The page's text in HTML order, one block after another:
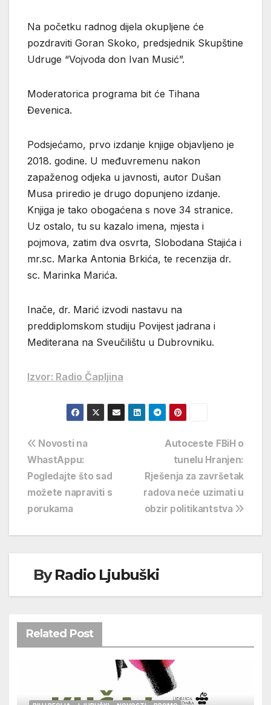
Na početku radnog dijela okupljene će
pozdraviti Goran Skoko, predsjednik Skupštine
Udruge “Vojvoda don Ivan Musić”.
Moderatorica programa bit će Tihana
Đevenica.
Podsjećamo, prvo izdanje knjige objavljeno je
2018. godine. U međuvremenu nakon
zapaženog odjeka u javnosti, autor Dušan
Musa priredio je drugo dopunjeno izdanje.
Knjiga je tako obogaćena s nove 34 stranice.
Uz ostalo, tu su kazalo imena, mjesta i
pojmova, zatim dva osvrta, Slobodana Stajića i
mr.sc. Marka Antonia Brkića, te recenzija dr.
sc. Marinka Marića.
Inače, dr. Marić izvodi nastavu na
preddiplomskom studiju Povijest jadrana i
Mediterana na Sveučilištu u Dubrovniku.
Izvor: Radio Čapljina
Navigacija
objava
Autoceste FBiH o
tunelu Hranjen:
Rješenja za završetak
radova neće uzimati u
obzir politikantstva
Novosti na
WhastAppu:
Pogledajte što sad
možete napraviti s
porukama
ByRadio Ljubuški
Related Post